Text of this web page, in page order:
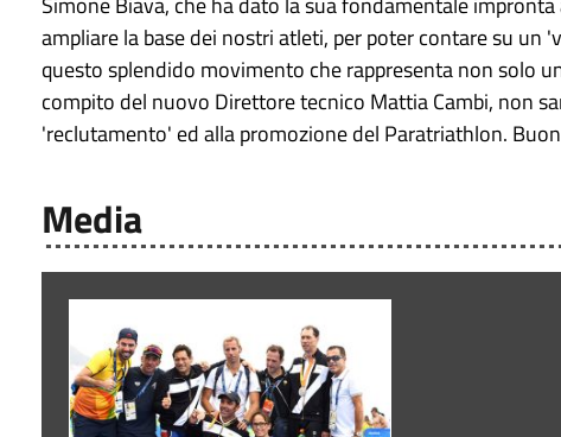
ampliare la base dei nostri atleti, per poter contare su
questo splendido movimento che rappresenta non solo
compito del nuovo Direttore tecnico Mattia Cambi, non
'reclutamento' ed alla promozione del Paratriathlon.
Media